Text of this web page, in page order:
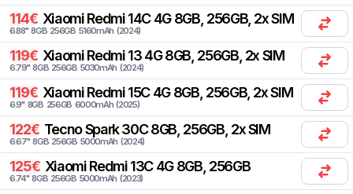
114€ Xiaomi Redmi 14C 4G 8GB, 256GB, 2x SIM
6.88" 8GB 256GB 5160mAh (2024)
119€ Xiaomi Redmi 13 4G 8GB, 256GB, 2x SIM
6.79" 8GB 256GB 5030mAh (2024)
119€ Xiaomi Redmi 15C 4G 8GB, 256GB, 2x SIM
6.9" 8GB 256GB 6000mAh (2025)
122€ TecnoSpark 30C 8GB, 256GB, 2x SIM
6.67" 8GB 256GB 5000mAh (2024)
125€ Xiaomi Redmi 13C 4G 8GB, 256GB
6.74" 8GB 256GB 5000mAh (2023)